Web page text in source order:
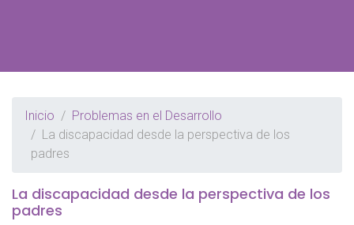
Inicio
Problemas en el Desarrollo
La discapacidad desde la perspectiva de los
padres
La discapacidad desde la perspectiva de los
padres